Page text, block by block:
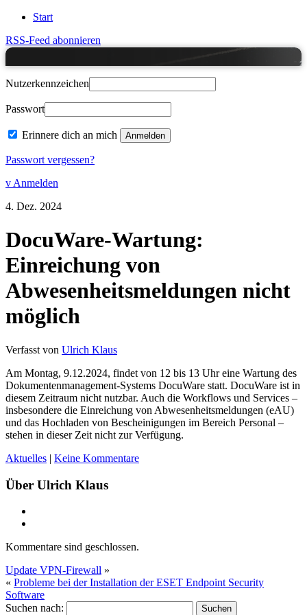
Start
RSS-Feed abonnieren
Nutzerkennzeichen
Passwort
Erinnere dich an mich
Passwort vergessen?
v Anmelden
4. Dez. 2024
DocuWare-Wartung:
Einreichung von
Abwesenheitsmeldungen nicht
möglich
Verfasst von Ulrich Klaus
Am Montag, 9.12.2024, findet von 12 bis 13 Uhr eine Wartung des
Dokumentenmanagement-Systems DocuWare statt. DocuWare ist in
diesem Zeitraum nicht nutzbar. Auch die Workflows und Services –
insbesondere die Einreichung von Abwesenheitsmeldungen (eAU)
und das Hochladen von Bescheinigungen im Bereich Personal –
stehen in dieser Zeit nicht zur Verfügung.
Aktuelles | Keine Kommentare
Über Ulrich Klaus
Kommentare sind geschlossen.
Update VPN-Firewall »
« Probleme bei der Installation der ESET Endpoint Security
Software
Suchen nach: